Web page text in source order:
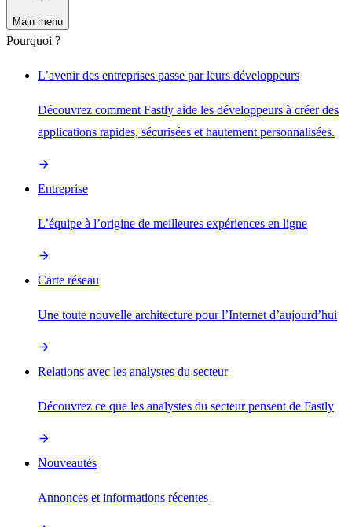
Main menu
Pourquoi ?
L’avenir des entreprises passe par leurs développeurs
Découvrez comment Fastly aide les développeurs à créer des
applications rapides, sécurisées et hautement personnalisées.
Entreprise
L’équipe à l’origine de meilleures expériences en ligne
Carte réseau
Une toute nouvelle architecture pour l’Internet d’aujourd’hui
Relations avec les analystes du secteur
Découvrez ce que les analystes du secteur pensent de Fastly
Nouveautés
Annonces et informations récentes